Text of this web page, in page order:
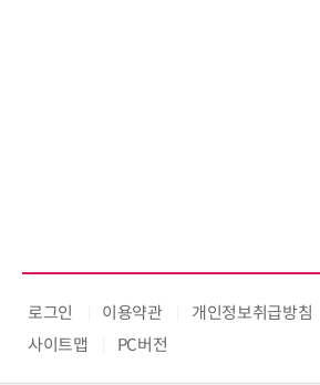
로그인 이용약관 개인정보취급방침
사이트맵
PC버전